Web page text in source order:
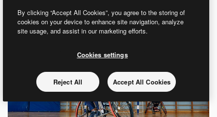
By clicking “Accept All Cookies”, you agree to the storing of
cookies on your device to enhance site navigation, analyze
site usage, and assist in our marketing efforts.
Cookies settings
Reject All Accept All Cookies